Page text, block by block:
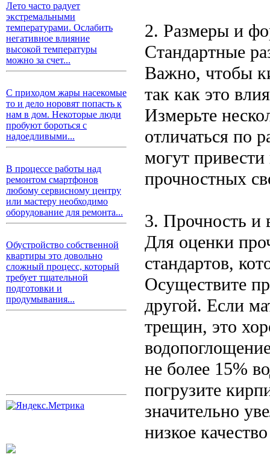
Лето часто радует
экстремальными
температурами. Ослабить
негативное влияние
высокой температуры
можно за счет...
С приходом жары насекомые
то и дело норовят попасть к
нам в дом. Некоторые люди
пробуют бороться с
надоедливыми...
В процессе работы над
ремонтом смартфонов
любому сервисному центру
или мастеру необходимо
оборудование для ремонта...
Обустройство собственной
квартиры это довольно
сложный процесс, который
требует тщательной
подготовки и
продумывания...
2. Размеры и
Стандартные
Важно, чтобы
так как это
Измерьте
отличаться по
могут
прочностных
3. Прочность и
Для оценки
стандартов,
Осуществите
другой. Если
трещин, это
не более 15%
погрузите
значительно
низкое